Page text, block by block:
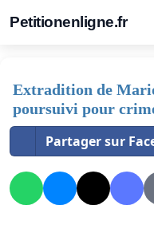
Petitionenligne.fr
Extradition de
poursuivi pour
Partager sur